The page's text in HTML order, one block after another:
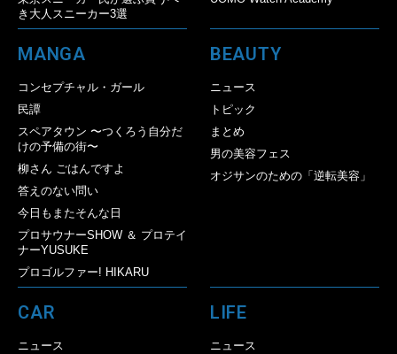
き大人スニーカー3選
MANGA
コンセプチャル・ガール
民譚
スペアタウン 〜つくろう自分だ
けの予備の街〜
柳さん ごはんですよ
答えのない問い
今日もまたそんな日
プロサウナーSHOW ＆ プロテイ
ナーYUSUKE
プロゴルファー! HIKARU
BEAUTY
ニュース
トピック
まとめ
男の美容フェス
オジサンのための「逆転美容」
CAR
ニュース
LIFE
ニュース